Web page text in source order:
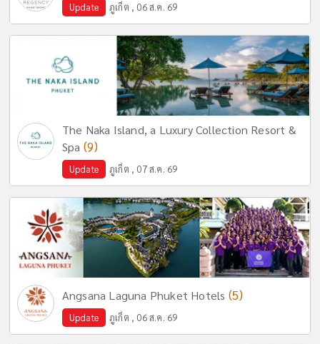
Update ภูเก็ต , 06 ส.ค. 69
The Naka Island, a Luxury Collection Resort &
Spa (9)
Update ภูเก็ต , 07 ส.ค. 69
Angsana Laguna Phuket Hotels (5)
Update ภูเก็ต , 06 ส.ค. 69